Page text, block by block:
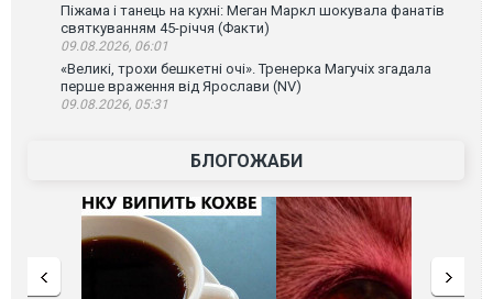
Піжама і танець на кухні: Меган Маркл шокувала фанатів
святкуванням 45-річчя (Факти)
09.08.2026, 06:01
«Великі, трохи бешкетні очі». Тренерка Магучіх згадала
перше враження від Ярослави (NV)
09.08.2026, 05:31
БЛОГОЖАБИ